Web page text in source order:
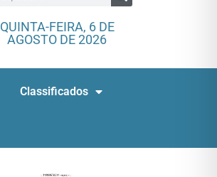
QUINTA-FEIRA, 6 DE
AGOSTO DE 2026
Classificados